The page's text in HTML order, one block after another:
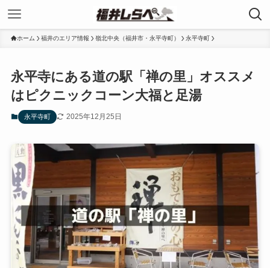
ホーム 福井のエリア情報 嶺北中央（福井市・永平寺町） 永平寺町
永平寺にある道の駅「禅の里」オススメ
はピクニックコーン大福と足湯
永平寺町 2025年12月25日